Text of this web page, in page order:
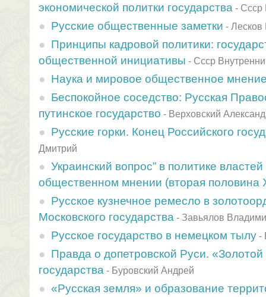
экономической политки государства - Ссср
Русские общественные заметки - Лесков
Принципы кадровой политики:
общественной инициативы - Ссср
Наука и мировое общественное
Беспокойное соседство: Русская
путинское государство - Верховский
Русские горки. Конец Российского
Дмитрий
Украинский вопрос” в политике
общественном мнении (вторая половина
Русское кузнечное ремесло в
Московского государства - Завьялов
Русское государство в немецком тылу -
Правда о допетровской Руси. «Золотой
государства - Буровский Андрей
«Русская земля» и образование